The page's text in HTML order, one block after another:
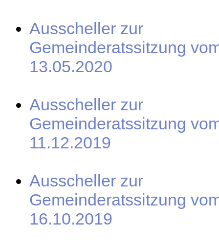
Ausscheller zur
Gemeinderatssitzung
13.05.2020
Ausscheller zur
Gemeinderatssitzung
11.12.2019
Ausscheller zur
Gemeinderatssitzung
16.10.2019